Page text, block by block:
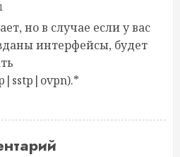
но в случае если у вас
интерфейсы, будет